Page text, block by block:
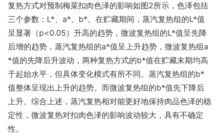
复热方式对预制梅菜扣肉色泽的影响如图2所示，色泽包括
三个参数：L*、a*、b*。在贮藏期间，蒸汽复热组的L*值
呈显著（p<0.05）升高的趋势，微波复热组的L*值呈先降
后增的趋势，蒸汽复热组的a*值呈上升趋势，微波复热组a
*值的先降后升波动，两种复热方式的b*值在贮藏末期均高
于起始水平，但具体变化模式有所不同。蒸汽复热组的b*
值整体呈现出上升的趋势。而微波复热组的b*值先下降后
上升。综合上述，蒸汽复热相对能更好地保持肉品色泽的稳
定性，微波复热对扣肉色泽的影响波动较大，具有不确定
性。